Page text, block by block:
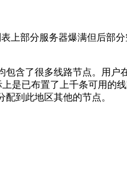
上部分服务器爆满但后部
含了很多线路节点。用户
是已布置了上千条可用的
到此地区其他的节点。